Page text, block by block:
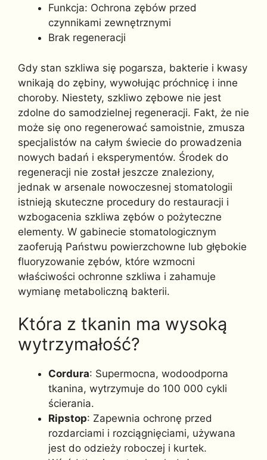
Funkcja: Ochrona zębów przed
czynnikami zewnętrznymi
Brak regeneracji
Gdy stan szkliwa się pogarsza, bakterie i kwasy
wnikają do zębiny, wywołując próchnicę i inne
choroby. Niestety, szkliwo zębowe nie jest
zdolne do samodzielnej regeneracji. Fakt, że nie
może się ono regenerować samoistnie, zmusza
specjalistów na całym świecie do prowadzenia
nowych badań i eksperymentów. Środek do
regeneracji nie został jeszcze znaleziony,
jednak w arsenale nowoczesnej stomatologii
istnieją skuteczne procedury do restauracji i
wzbogacenia szkliwa zębów o pożyteczne
elementy. W gabinecie stomatologicznym
zaoferują Państwu powierzchowne lub głębokie
fluoryzowanie zębów, które wzmocni
właściwości ochronne szkliwa i zahamuje
wymianę metaboliczną bakterii.
Która z tkanin ma wysoką
wytrzymałość?
Cordura: Supermocna, wodoodporna
tkanina, wytrzymuje do 100 000 cykli
ścierania.
Ripstop: Zapewnia ochronę przed
rozdarciami i rozciągnięciami, używana
jest do odzieży roboczej i kurtek.